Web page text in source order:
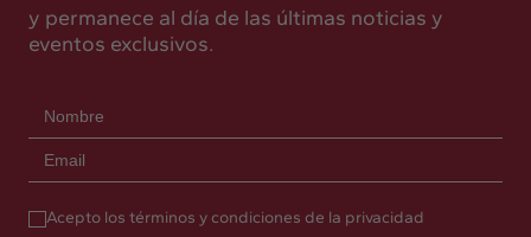
y permanece al día de las últimas noticias y
eventos exclusivos.
Acepto los términos y condiciones de la privacidad